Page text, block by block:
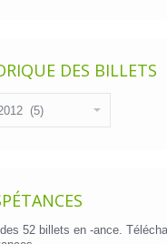
DES BILLETS
52 billets en -ance.